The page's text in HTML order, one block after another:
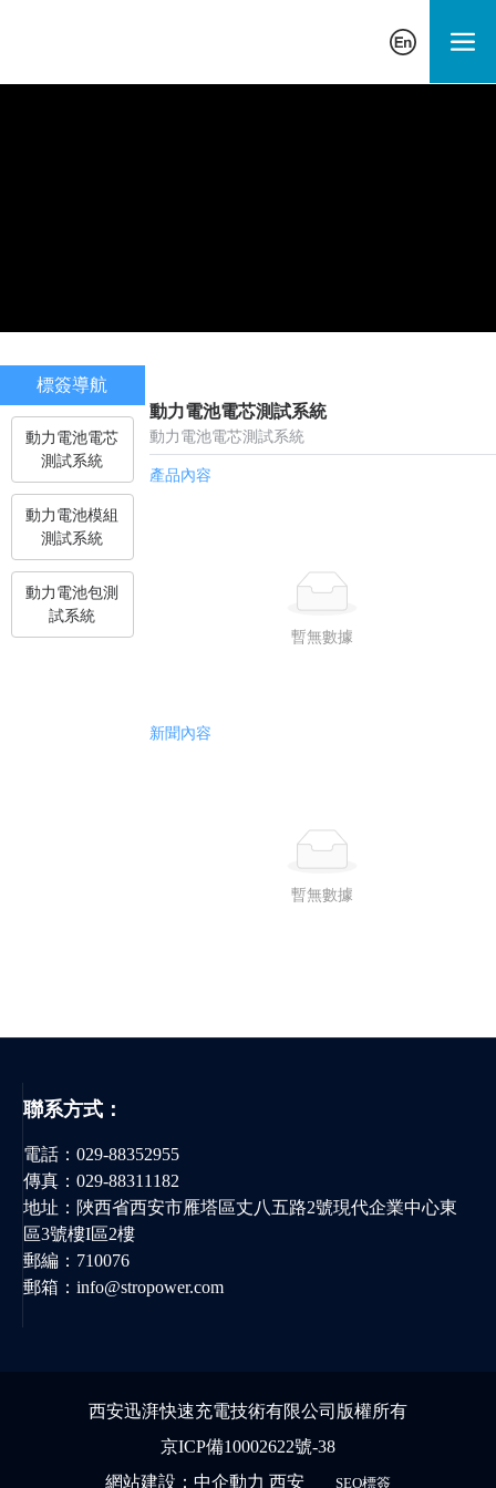
標簽導航
動力電池電芯
測試系統
動力電池模組
測試系統
動力電池包測
試系統
動力電池電芯測試系統
動力電池電芯測試系統
產品內容
暫無數據
新聞內容
暫無數據
聯系方式：
電話： 029-88352955
傳真：029-88311182
地址：陜西省西安市雁塔區丈八五路2號現代企業中心東
區3號樓I區2樓
郵編：710076
郵箱： info@stropower.com
西安迅湃快速充電技術有限公司版權所有
京ICP備10002622號-38
網站建設： 中企動力 西安 SEO標簽